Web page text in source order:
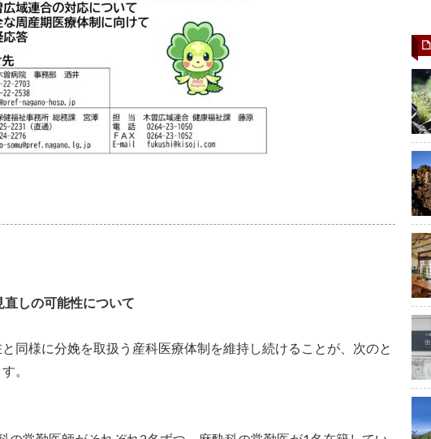
しの可能性について
同様に分娩を取扱う産科医療体制を維持し続けることが、次のと
。